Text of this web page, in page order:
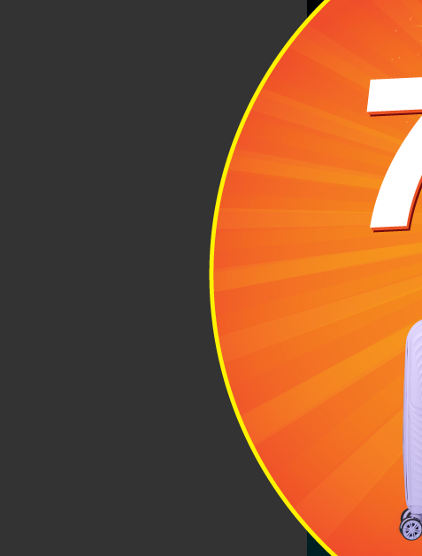
Đảo Bình
Còn gọi là Hòn
Bình Tiên –
2km2, chủ yếu
mở rộng, nơi
định phải đến